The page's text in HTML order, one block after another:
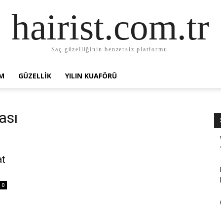
hairist.com.tr
Saç güzelliğinin benzersiz platformu.
GÜZELLIK YILIN KUAFÖRÜ
0